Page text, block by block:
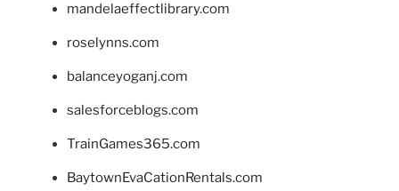
mandelaeffectlibrary.com
roselynns.com
balanceyoganj.com
salesforceblogs.com
TrainGames365.com
BaytownEvaCationRentals.com